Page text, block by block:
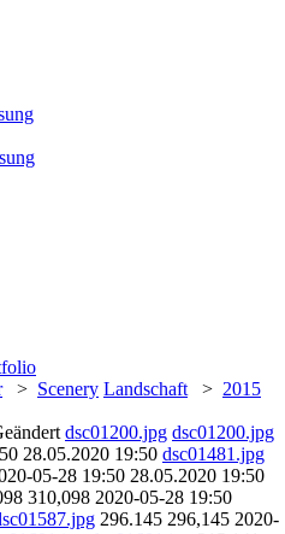
> Scenery Landschaft > 2015
dsc01200.jpg dsc01200.jpg
28.05.2020 19:50 dsc01481.jpg
05-28 19:50 28.05.2020 19:50
310,098 2020-05-28 19:50
296.145 296,145 2020-